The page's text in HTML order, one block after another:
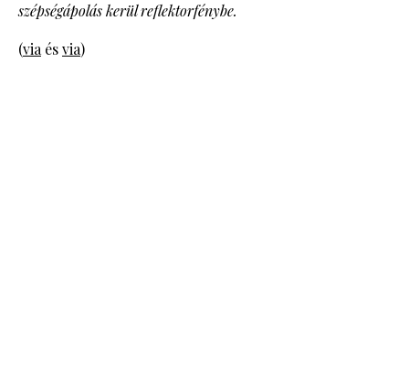
szépségápolás kerül reflektorfénybe.
(viaésvia)